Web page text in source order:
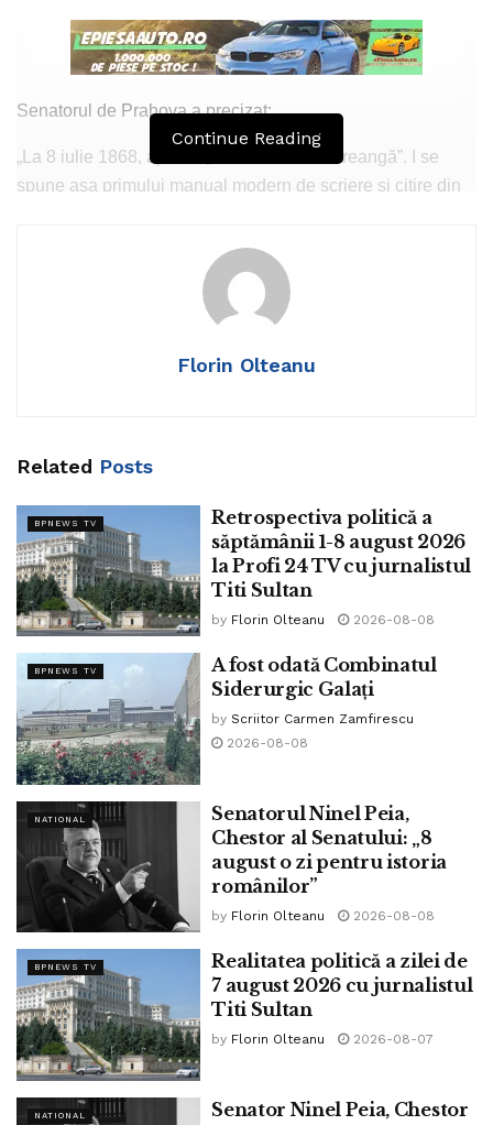
Senatorul de Prahova a precizat:
„La 8 iulie 1868, apărea „Abecedarul lui Creangă”. I se
spune așa primului manual modern de scriere și citire din
George Călinescu, marele nostru critic literar a precizat
într-o lucare dedicată marelui povestitor și institutor român:
Ienăchescu, N. Climescu, V. Răceanu şi A. Simionescu
Aprobat în toamna acelui an, manualul intitulat „Abecedar
– Metodă nouă de scriere şi cetire pentru usul clasei I
avut până la 1893 (Creangă a decedat pe 31 decembrie
1889 n.a.) nu mai puțin de 23 de ediții!
Așadar, astăzi, se taie bursele elevilor, studenților, se
încarcă normele didactice, se menține subfinanțată
cercetarea, a ajuns să crească TVA la carte în țara unde
Continue Reading
Florin Olteanu
Related Posts
BPNEWS TV
Retrospectiva politică a
săptămânii 1-8 august 2026
la Profi 24 TV cu jurnalistul
Titi Sultan
by Florin Olteanu 2026-08-08
BPNEWS TV
A fost odată Combinatul
Siderurgic Galați
by Scriitor Carmen Zamfirescu
2026-08-08
NATIONAL
Senatorul Ninel Peia,
Chestor al Senatului: „8
august o zi pentru istoria
românilor”
by Florin Olteanu 2026-08-08
BPNEWS TV
Realitatea politică a zilei de
7 august 2026 cu jurnalistul
Titi Sultan
by Florin Olteanu 2026-08-07
NATIONAL
Senator Ninel Peia, Chestor